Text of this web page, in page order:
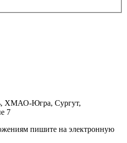
ХМАО-Югра, Сургут,
7
пишите на электронную